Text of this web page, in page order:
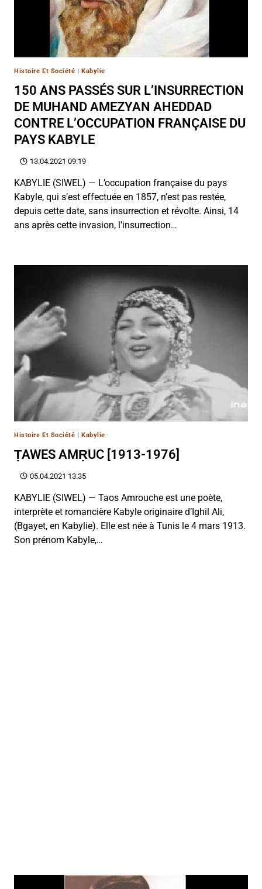
Histoire Et Société Kabylie
150 ANS PASSÉS SUR L’INSURRECTION
DE MUHAND AMEZYAN AHEDDAD
CONTRE L’OCCUPATION FRANÇAISE DU
PAYS KABYLE
13.04.2021 09:19
KABYLIE (SIWEL) — L’occupation française du pays
Kabyle, qui s’est effectuée en 1857, n’est pas restée,
depuis cette date, sans insurrection et révolte. Ainsi, 14
ans après cette invasion, l’insurrection…
Histoire Et Société |Kabylie
ṬAWES AMṚUC [1913-1976]
05.04.2021 13:35
KABYLIE (SIWEL) — Taos Amrouche est une poète,
interprète et romancière Kabyle originaire d’Ighil Ali,
(Bgayet, en Kabylie). Elle est née à Tunis le 4 mars 1913.
Son prénom Kabyle,…